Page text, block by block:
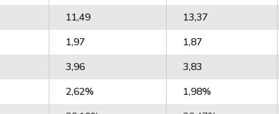
11,49 13,37
1,97 1,87
3,96 3,83
2,62% 1,98%